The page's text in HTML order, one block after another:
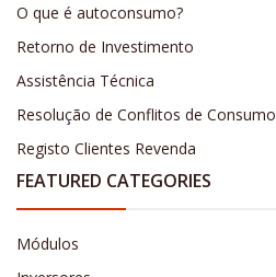
O que é autoconsumo?
Retorno de Investimento
Assistência Técnica
Resolução de Conflitos de Consumo
Registo Clientes Revenda
FEATURED CATEGORIES
Módulos